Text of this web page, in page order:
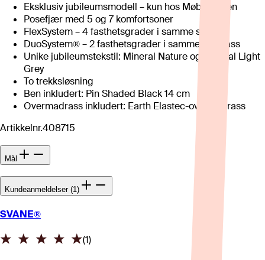
Eksklusiv jubileumsmodell – kun hos Møbelringen
Posefjær med 5 og 7 komfortsoner
FlexSystem – 4 fasthetsgrader i samme seng
DuoSystem® – 2 fasthetsgrader i samme madrass
Unike jubileumstekstil: Mineral Nature og Mineral Light
Grey
To trekksløsning
Ben inkludert: Pin Shaded Black 14 cm
Overmadrass inkludert: Earth Elastec-overmadrass
Artikkelnr.408715
Mål
Kundeanmeldelser (1)
SVANE®
(1)